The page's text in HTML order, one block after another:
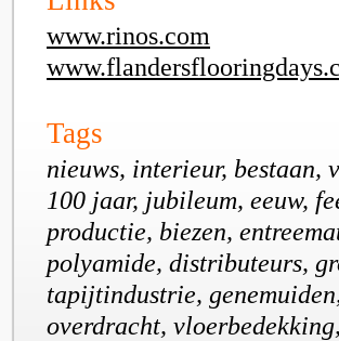
www.rinos.com
Tags
nieuws, interieur, bestaan,
100 jaar, jubileum, eeuw,
productie, biezen,
polyamide, distributeurs,
tapijtindustrie,
overdracht,